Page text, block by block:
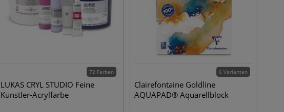
72 Farben
LUKAS CRYL STUDIO Feine
Künstler-Acrylfarbe
6 Varianten
Clairefontaine Goldline
AQUAPAD® Aquarellblock